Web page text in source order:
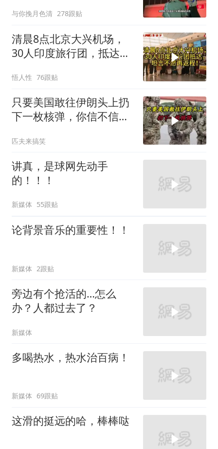
与你挽月色清 278跟贴
清晨8点北京大兴机场，
30人印度旅行团，抵达，
悟人性 76跟贴
只要美国敢往伊朗头上扔
下一枚核弹，你信不信，
1
匹夫来搞笑
讲真，是球网先动手
的！！！
新媒体 55跟贴
论背景音乐的重要性！！
新媒体 2跟贴
旁边有个抢活的…怎么
办？人都过去了？
新媒体
多喝热水，热水治百病！
新媒体 69跟贴
这滑的挺远的哈，棒棒哒